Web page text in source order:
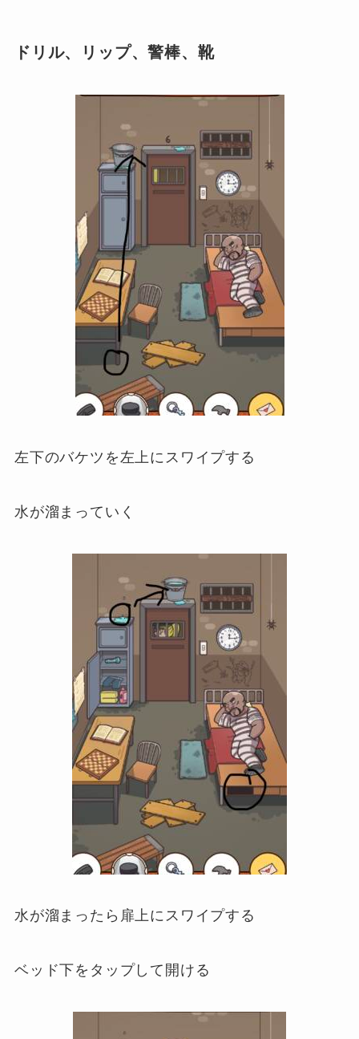
ドリル、リップ、警棒、靴
左下のバケツを左上にスワイプする
水が溜まっていく
水が溜まったら扉上にスワイプする
ベッド下をタップして開ける